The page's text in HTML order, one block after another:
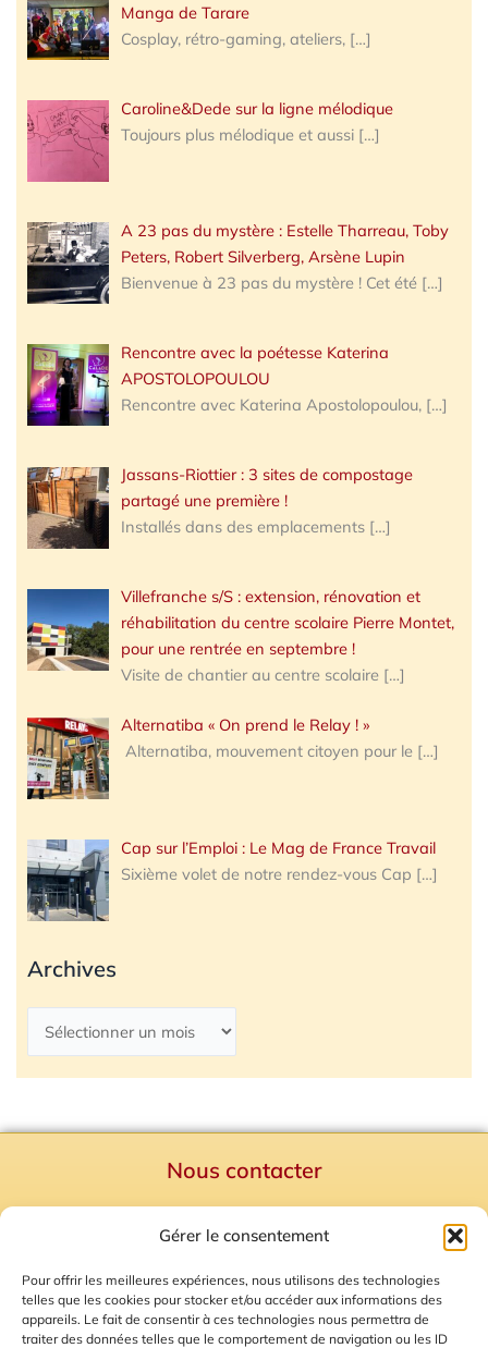
Gérer le consentement
Pour offrir les meilleures expériences, nous utilisons des technologies
telles que les cookies pour stocker et/ou accéder aux informations des
appareils. Le fait de consentir à ces technologies nous permettra de
traiter des données telles que le comportement de navigation ou les ID
Manga de Tarare
Cosplay, rétro-gaming, ateliers, […]
Caroline&Dede sur la ligne mélodique
Toujours plus mélodique et aussi […]
A 23 pas du mystère : Estelle Tharreau, Toby
Peters, Robert Silverberg, Arsène Lupin
Bienvenue à 23 pas du mystère ! Cet été […]
Rencontre avec la poétesse Katerina
APOSTOLOPOULOU
Rencontre avec Katerina Apostolopoulou, […]
Jassans-Riottier : 3 sites de compostage
partagé une première !
Installés dans des emplacements […]
Villefranche s/S : extension, rénovation et
réhabilitation du centre scolaire Pierre Montet,
pour une rentrée en septembre !
Visite de chantier au centre scolaire […]
Alternatiba « On prend le Relay ! »
Alternatiba, mouvement citoyen pour le […]
Cap sur l’Emploi : Le Mag de France Travail
Sixième volet de notre rendez-vous Cap […]
Archives
Nous contacter
Mentions Légales
Plan du site
Gestion des Cookies